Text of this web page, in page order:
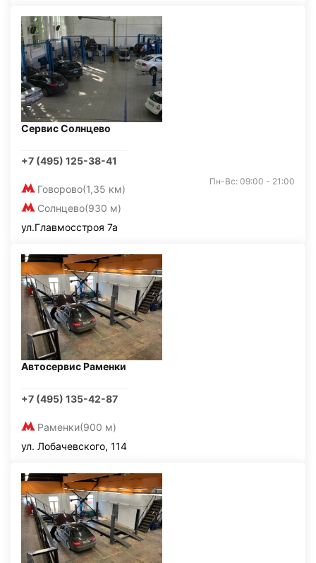
Сервис Солнцево
+7 (495) 125-38-41
Говорово(1,35 км)
Солнцево(930 м)
Пн-Вс: 09:00 - 21:00
ул.Главмосстроя 7а
Автосервис Раменки
+7 (495) 135-42-87
Раменки(900 м)
ул. Лобачевского, 114